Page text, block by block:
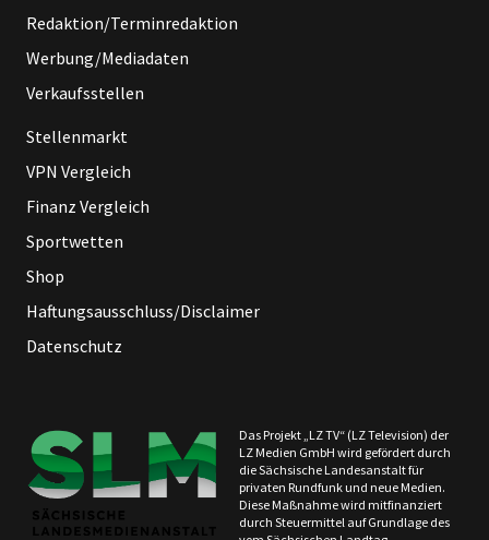
Redaktion/Terminredaktion
Werbung/Mediadaten
Verkaufsstellen
Stellenmarkt
VPN Vergleich
Finanz Vergleich
Sportwetten
Shop
Haftungsausschluss/Disclaimer
Datenschutz
Das Projekt „LZ TV“ (LZ Television) der
LZ Medien GmbH wird gefördert durch
die Sächsische Landesanstalt für
privaten Rundfunk und neue Medien.
Diese Maßnahme wird mitfinanziert
durch Steuermittel auf Grundlage des